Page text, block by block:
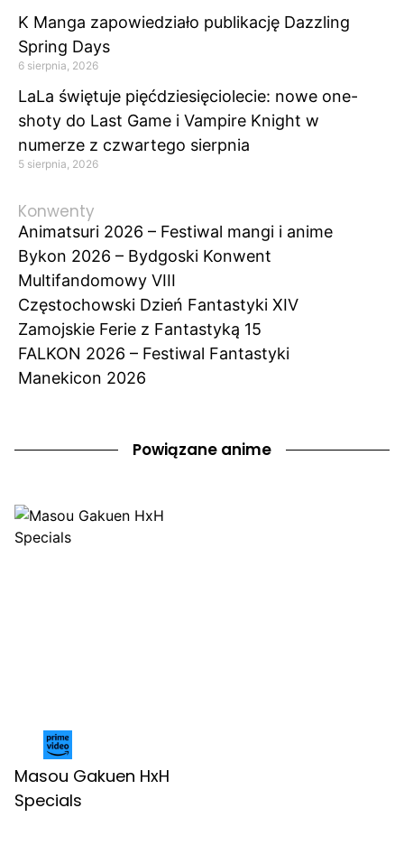
K Manga zapowiedziało publikację Dazzling
Spring Days
6 sierpnia, 2026
LaLa świętuje pięćdziesięciolecie: nowe one-
shoty do Last Game i Vampire Knight w
numerze z czwartego sierpnia
5 sierpnia, 2026
Konwenty
Animatsuri 2026 – Festiwal mangi i anime
Bykon 2026 – Bydgoski Konwent
Multifandomowy VIII
Częstochowski Dzień Fantastyki XIV
Zamojskie Ferie z Fantastyką 15
FALKON 2026 – Festiwal Fantastyki
Manekicon 2026
Powiązane anime
Masou Gakuen HxH
Specials